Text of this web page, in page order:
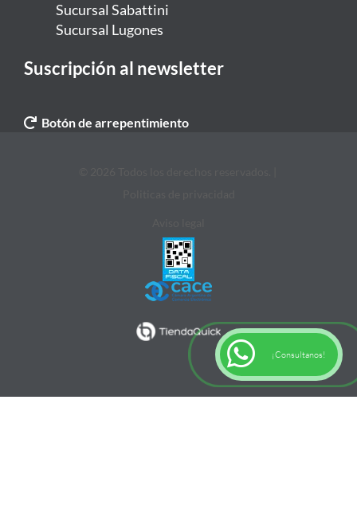
Sucursal Sabattini
Sucursal Lugones
Suscripción al newsletter
Botón de arrepentimiento
¡Consultanos!